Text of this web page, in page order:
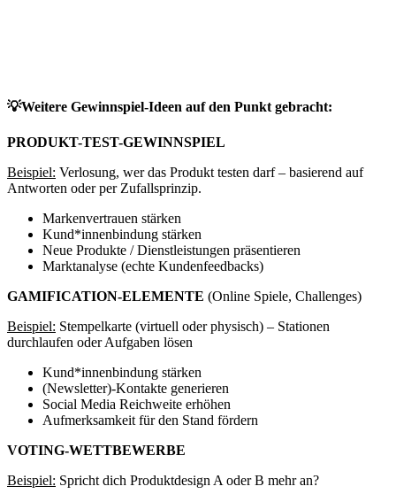
💡Weitere Gewinnspiel-Ideen auf den Punkt gebracht:
PRODUKT-TEST-GEWINNSPIEL
Beispiel: Verlosung, wer das Produkt testen darf – basierend auf
Antworten oder per Zufallsprinzip.
Markenvertrauen stärken
Kund*innenbindung stärken
Neue Produkte / Dienstleistungen präsentieren
Marktanalyse (echte Kundenfeedbacks)
GAMIFICATION-ELEMENTE (Online Spiele, Challenges)
Beispiel: Stempelkarte (virtuell oder physisch) – Stationen
durchlaufen oder Aufgaben lösen
Kund*innenbindung stärken
(Newsletter)-Kontakte generieren
Social Media Reichweite erhöhen
Aufmerksamkeit für den Stand fördern
VOTING-WETTBEWERBE
Beispiel: Spricht dich Produktdesign A oder B mehr an?